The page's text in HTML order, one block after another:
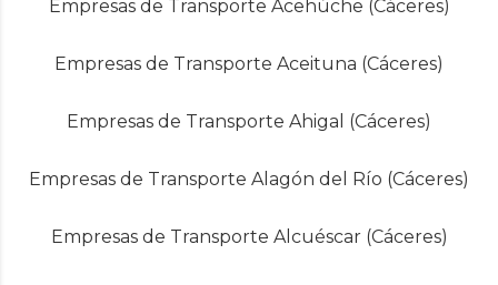
Empresas de Transporte Acehúche (Cáceres)
Empresas de Transporte Aceituna (Cáceres)
Empresas de Transporte Ahigal (Cáceres)
Empresas de Transporte Alagón del Río (Cáceres)
Empresas de Transporte Alcuéscar (Cáceres)